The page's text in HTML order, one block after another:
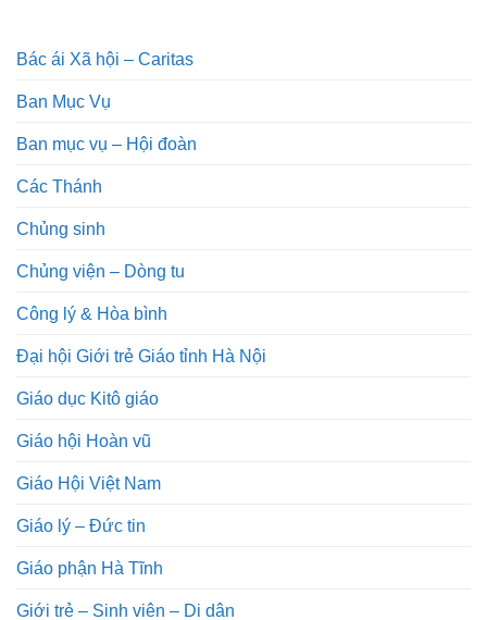
Bác ái Xã hội – Caritas
Ban Mục Vụ
Ban mục vụ – Hội đoàn
Các Thánh
Chủng sinh
Chủng viện – Dòng tu
Công lý & Hòa bình
Đại hội Giới trẻ Giáo tỉnh Hà Nội
Giáo dục Kitô giáo
Giáo hội Hoàn vũ
Giáo Hội Việt Nam
Giáo lý – Đức tin
Giáo phận Hà Tĩnh
Giới trẻ – Sinh viên – Di dân